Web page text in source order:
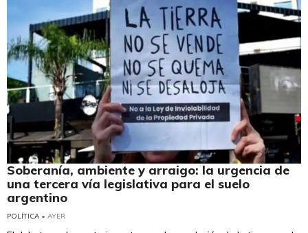
Soberanía, ambiente y arraigo: la urgencia de
una tercera vía legislativa para el suelo
argentino
POLÍTICA • AYER